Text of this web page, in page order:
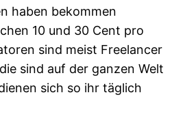
haben bekommen
10 und 30 Cent pro
sind meist Freelancer
sind auf der ganzen Welt
sich so ihr täglich